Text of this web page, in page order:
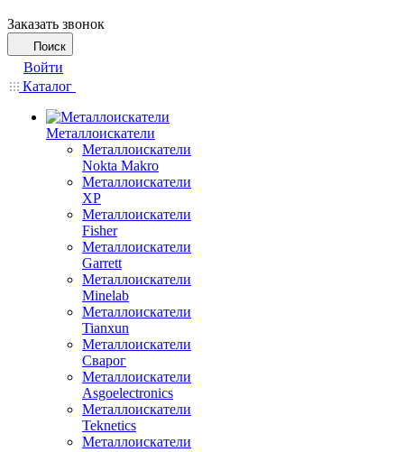
Заказать звонок
Поиск
Войти
Каталог
Металлоискатели
Металлоискатели
Nokta Makro
Металлоискатели
XP
Металлоискатели
Fisher
Металлоискатели
Garrett
Металлоискатели
Minelab
Металлоискатели
Tianxun
Металлоискатели
Сварог
Металлоискатели
Asgoelectronics
Металлоискатели
Teknetics
Металлоискатели